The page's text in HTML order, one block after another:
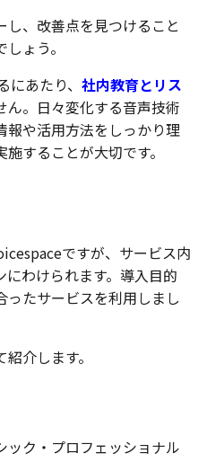
、改善点を見つけること
ょう。
あたり、 社内教育とリス
ん。日々変化する音声技術
報や活用方法をしっかり理
することが大切です。
ですが、サービス内
わけられます。導入目的
たサービスを利用しまし
介します。
ック・プロフェッショナル